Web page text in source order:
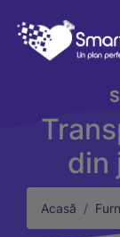
din
Acasă